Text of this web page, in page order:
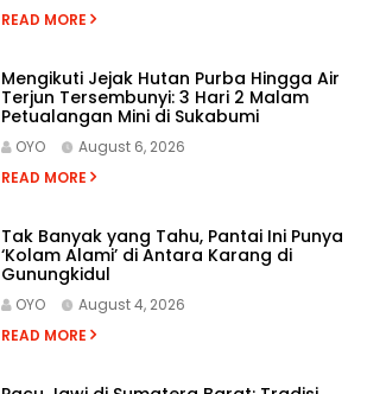
READ MORE
Mengikuti Jejak Hutan Purba Hingga Air
Terjun Tersembunyi: 3 Hari 2 Malam
Petualangan Mini di Sukabumi
OYO
August 6, 2026
READ MORE
Tak Banyak yang Tahu, Pantai Ini Punya
‘Kolam Alami’ di Antara Karang di
Gunungkidul
OYO
August 4, 2026
READ MORE